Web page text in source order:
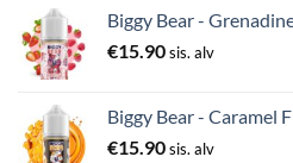
Biggy Bear -
€15.90sis. alv
Biggy Bear - Caramel
€15.90sis. alv